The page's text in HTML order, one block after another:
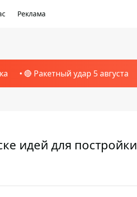
Реклама
🔴 Ракетный удар 5 августа
идей для постройки